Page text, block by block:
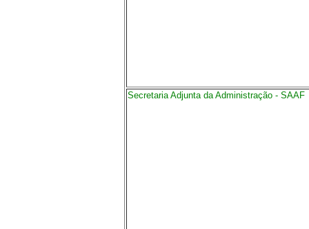
Secretaria Adjunta da Administração - SAAF